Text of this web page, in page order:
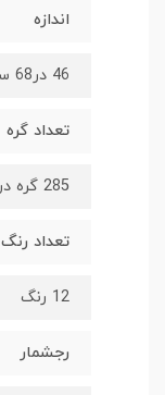
اندازه
46 در68 سانت
تعداد گره
285 گره در 423 رج
تعداد رنگ
12 رنگ
رجشمار